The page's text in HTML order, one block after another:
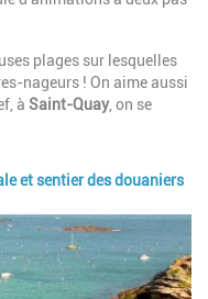
plages sur lesquelles
nageurs ! On aime aussi
à Saint-Quay, on se
et sentier des douaniers